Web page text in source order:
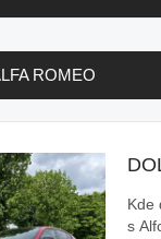
ROMEO
Kde
s